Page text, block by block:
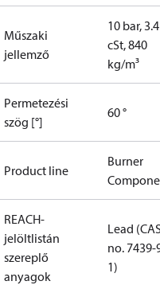
Műszaki
jellemző
10 bar, 3.4
cSt, 840
kg/m³
Permetezési
szög [°]
60 °
Product line
Burner
REACH-
jelöltlistán
szereplő
anyagok
Lead
no. 7439-
1)